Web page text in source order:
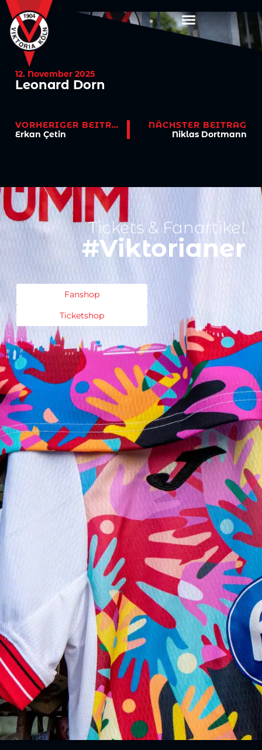
12. November 2025
Leonard Dorn
VORHERIGER BEITRAG
Erkan Çetin
NÄCHSTER BEITRAG
Niklas Dortmann
Tickets & Fanartikel
#Viktorianer
Fanshop
Ticketshop